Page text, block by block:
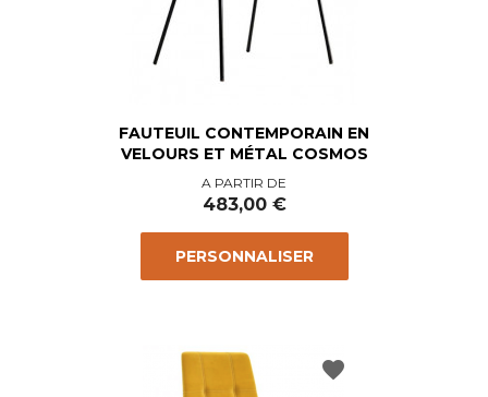
FAUTEUIL CONTEMPORAIN EN
VELOURS ET MÉTAL COSMOS
Prix
A PARTIR DE
483,00 €
PERSONNALISER
favorite